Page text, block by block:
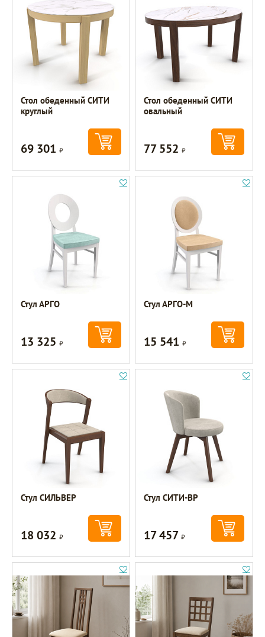
Стол обеденный СИТИ
круглый
69 301Р
Стол обеденный СИТИ
овальный
77 552Р
Стул АРГО
13 325Р
Стул АРГО-М
15 541Р
Стул СИЛЬВЕР
18 032Р
Стул СИТИ-ВР
17 457Р